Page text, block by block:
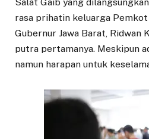
rasa prihatin keluarga
Gubernur Jawa Barat, Ridwan
putra pertamanya. Meskipun
namun harapan untuk